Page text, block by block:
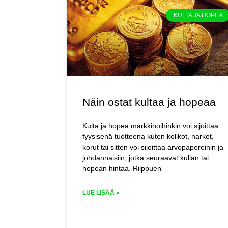
KULTA JA HOPEA
Näin ostat kultaa ja hopeaa
Kulta ja hopea markkinoihinkin voi sijoittaa
fyysisenä tuotteena kuten kolikot, harkot,
korut tai sitten voi sijoittaa arvopapereihin ja
johdannaisiin, jotka seuraavat kullan tai
hopean hintaa. Riippuen
LUE LISÄÄ »